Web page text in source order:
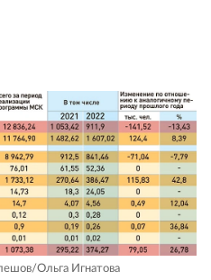
Ольга Игнатова